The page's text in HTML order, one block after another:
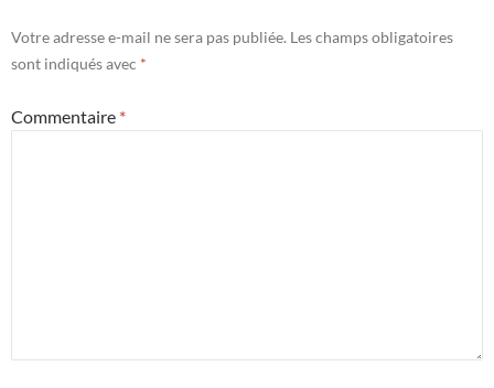
Votre adresse e-mail ne sera pas publiée. Les champs obligatoires
sont indiqués avec *
Commentaire *